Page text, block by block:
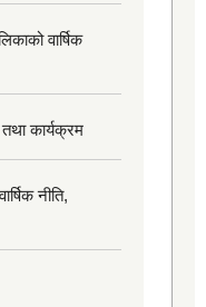
वार्षिक
कार्यक्रम
नीति,